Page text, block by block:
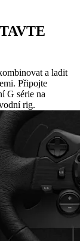
a ladit
Připojte
G série na
rig.